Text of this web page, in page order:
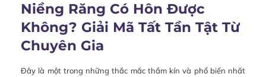
Niềng Răng Có Hôn Được
Không? Giải Mã Tất Tần Tật Từ
Chuyên Gia
Đây là một trong những thắc mắc thầm kín và phổ biến nhất